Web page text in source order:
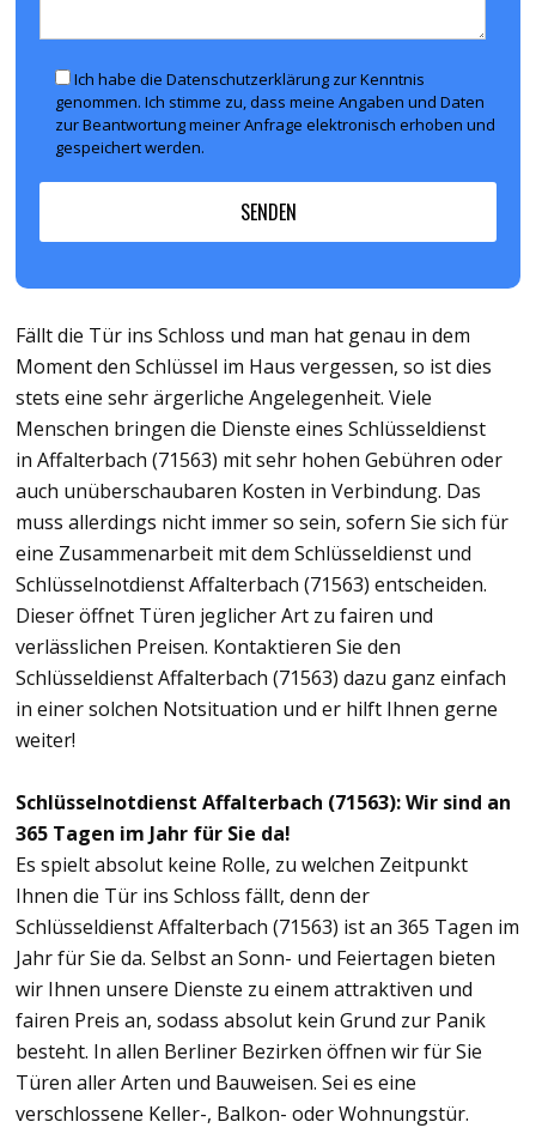
Ich habe die Datenschutzerklärung zur Kenntnis
genommen. Ich stimme zu, dass meine Angaben und Daten
zur Beantwortung meiner Anfrage elektronisch erhoben und
gespeichert werden.
Fällt die Tür ins Schloss und man hat genau in dem
Moment den Schlüssel im Haus vergessen, so ist dies
stets eine sehr ärgerliche Angelegenheit. Viele
Menschen bringen die Dienste eines Schlüsseldienst
in Affalterbach (71563) mit sehr hohen Gebühren oder
auch unüberschaubaren Kosten in Verbindung. Das
muss allerdings nicht immer so sein, sofern Sie sich für
eine Zusammenarbeit mit dem Schlüsseldienst und
Schlüsselnotdienst Affalterbach (71563) entscheiden.
Dieser öffnet Türen jeglicher Art zu fairen und
verlässlichen Preisen. Kontaktieren Sie den
Schlüsseldienst Affalterbach (71563) dazu ganz einfach
in einer solchen Notsituation und er hilft Ihnen gerne
weiter!
Schlüsselnotdienst Affalterbach (71563): Wir sind an
365 Tagen im Jahr für Sie da!
Es spielt absolut keine Rolle, zu welchen Zeitpunkt
Ihnen die Tür ins Schloss fällt, denn der
Schlüsseldienst Affalterbach (71563) ist an 365 Tagen im
Jahr für Sie da. Selbst an Sonn- und Feiertagen bieten
wir Ihnen unsere Dienste zu einem attraktiven und
fairen Preis an, sodass absolut kein Grund zur Panik
besteht. In allen Berliner Bezirken öffnen wir für Sie
Türen aller Arten und Bauweisen. Sei es eine
verschlossene Keller-, Balkon- oder Wohnungstür.